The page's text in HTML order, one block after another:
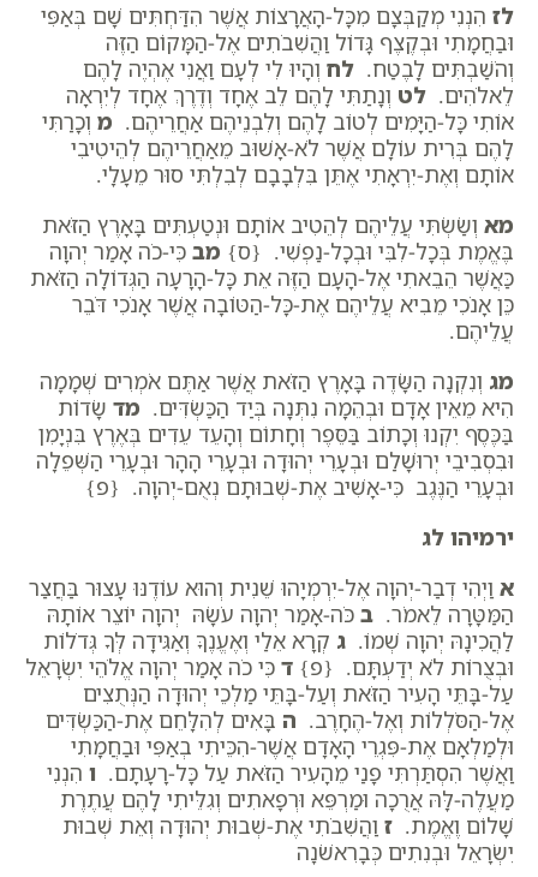
לז הִנְנִי מְקַבְּצָם מִכָּל-הָאֲרָצוֹת אֲשֶׁר הִדַּחְתִּים שָׁם בְּאַפִּי
וּבַחֲמָתִי וּבְקֶצֶף גָּדוֹל וַהֲשִׁבֹתִים אֶל-הַמָּקוֹם הַזֶּה
וְהֹשַׁבְתִּים לָבֶטַח. לח וְהָיוּ לִי לְעָם וַאֲנִי אֶהְיֶה לָהֶם
לֵאלֹהִים. לט וְנָתַתִּי לָהֶם לֵב אֶחָד וְדֶרֶךְ אֶחָד לְיִרְאָה
אוֹתִי כָּל-הַיָּמִים לְטוֹב לָהֶם וְלִבְנֵיהֶם אַחֲרֵיהֶם. מ וְכָרַתִּי
לָהֶם בְּרִית עוֹלָם אֲשֶׁר לֹא-אָשׁוּב מֵאַחֲרֵיהֶם לְהֵיטִיבִי
אוֹתָם וְאֶת-יִרְאָתִי אֶתֵּן בִּלְבָבָם לְבִלְתִּי סוּר מֵעָלָי.
מא וְשַׂשְׂתִּי עֲלֵיהֶם לְהֵטִיב אוֹתָם וּנְטַעְתִּים בָּאָרֶץ הַזֹּאת
בֶּאֱמֶת בְּכָל-לִבִּי וּבְכָל-נַפְשִׁי. {ס} מב כִּי-כֹה אָמַר יְהוָה
כַּאֲשֶׁר הֵבֵאתִי אֶל-הָעָם הַזֶּה אֵת כָּל-הָרָעָה הַגְּדוֹלָה הַזֹּאת
כֵּן אָנֹכִי מֵבִיא עֲלֵיהֶם אֶת-כָּל-הַטּוֹבָה אֲשֶׁר אָנֹכִי דֹּבֵר
עֲלֵיהֶם.
מג וְנִקְנָה הַשָּׂדֶה בָּאָרֶץ הַזֹּאת אֲשֶׁר אַתֶּם אֹמְרִים שְׁמָמָה
הִיא מֵאֵין אָדָם וּבְהֵמָה נִתְּנָה בְּיַד הַכַּשְׂדִּים. מד שָׂדוֹת
בַּכֶּסֶף יִקְנוּ וְכָתוֹב בַּסֵּפֶר וְחָתוֹם וְהָעֵד עֵדִים בְּאֶרֶץ בִּנְיָמִן
וּבִסְבִיבֵי יְרוּשָׁלִַם וּבְעָרֵי יְהוּדָה וּבְעָרֵי הָהָר וּבְעָרֵי הַשְּׁפֵלָה
וּבְעָרֵי הַנֶּגֶב כִּי-אָשִׁיב אֶת-שְׁבוּתָם נְאֻם-יְהוָה. {פ}
ירמיהו לג
א וַיְהִי דְבַר-יְהוָה אֶל-יִרְמְיָהוּ שֵׁנִית וְהוּא עוֹדֶנּוּ עָצוּר בַּחֲצַר
הַמַּטָּרָה לֵאמֹר. ב כֹּה-אָמַר יְהוָה עֹשָׂהּ יְהוָה יוֹצֵר אוֹתָהּ
לַהֲכִינָהּ יְהוָה שְׁמוֹ. ג קְרָא אֵלַי וְאֶעֱנֶךָּ וְאַגִּידָה לְּךָ גְּדֹלוֹת
וּבְצֻרוֹת לֹא יְדַעְתָּם. {פ} ד כִּי כֹה אָמַר יְהוָה אֱלֹהֵי יִשְׂרָאֵל
עַל-בָּתֵּי הָעִיר הַזֹּאת וְעַל-בָּתֵּי מַלְכֵי יְהוּדָה הַנְּתֻצִים
אֶל-הַסֹּלְלוֹת וְאֶל-הֶחָרֶב. ה בָּאִים לְהִלָּחֵם אֶת-הַכַּשְׂדִּים
וּלְמַלְאָם אֶת-פִּגְרֵי הָאָדָם אֲשֶׁר-הִכֵּיתִי בְאַפִּי וּבַחֲמָתִי
וַאֲשֶׁר הִסְתַּרְתִּי פָנַי מֵהָעִיר הַזֹּאת עַל כָּל-רָעָתָם. ו הִנְנִי
מַעֲלֶה-לָּהּ אֲרֻכָה וּמַרְפֵּא וּרְפָאתִים וְגִלֵּיתִי לָהֶם עֲתֶרֶת
שָׁלוֹם וֶאֱמֶת. ז וַהֲשִׁבֹתִי אֶת-שְׁבוּת יְהוּדָה וְאֵת שְׁבוּת
יִשְׂרָאֵל וּבְנִתִים כְּבָרִאשֹׁנָה